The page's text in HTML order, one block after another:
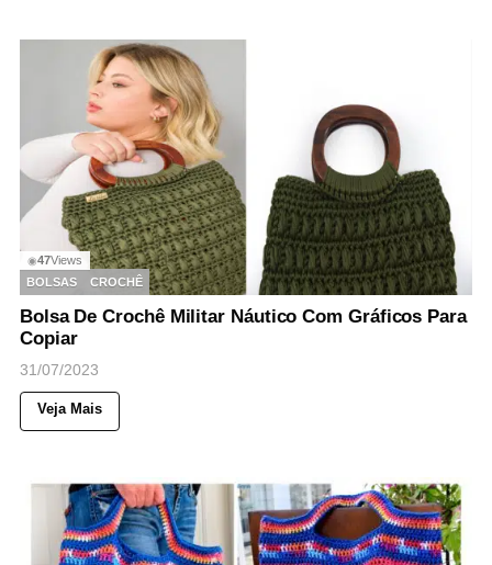
◉47Views
BOLSAS
CROCHÊ
Bolsa De Crochê Militar Náutico Com Gráficos Para
Copiar
31/07/2023
Veja Mais